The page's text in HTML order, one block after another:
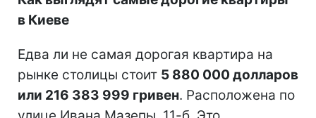
в Киеве
Едва ли не самая дорогая квартира на
рынке столицы стоит 5 880 000 долларов
или 216 383 999 гривен. Расположена по